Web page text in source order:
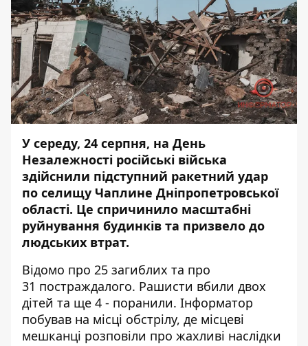
У середу, 24 серпня, на День
Незалежності російські війська
здійснили підступний ракетний удар
по селищу Чаплине Дніпропетровської
області. Це спричинило масштабні
руйнування будинків та призвело до
людських втрат.
Відомо про 25 загиблих та про
31 постраждалого. Рашисти вбили двох
дітей та ще 4 - поранили. Інформатор
побував на місці обстрілу, де місцеві
мешканці розповіли про жахливі наслідки